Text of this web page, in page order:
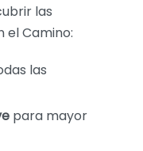
las
el Camino:
las
para mayor